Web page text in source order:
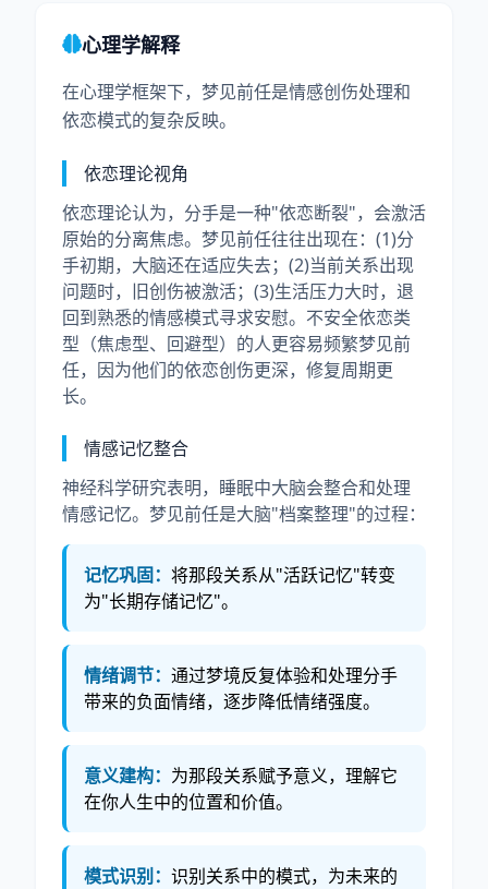
心理学解释
在心理学框架下，梦见前任是情感创伤处理和
依恋模式的复杂反映。
依恋理论视角
依恋理论认为，分手是一种"依恋断裂"，会激活
原始的分离焦虑。梦见前任往往出现在：(1)分
手初期，大脑还在适应失去；(2)当前关系出现
问题时，旧创伤被激活；(3)生活压力大时，退
回到熟悉的情感模式寻求安慰。不安全依恋类
型（焦虑型、回避型）的人更容易频繁梦见前
任，因为他们的依恋创伤更深，修复周期更
长。
情感记忆整合
神经科学研究表明，睡眠中大脑会整合和处理
情感记忆。梦见前任是大脑"档案整理"的过程：
记忆巩固： 将那段关系从"活跃记忆"转变
为"长期存储记忆"。
情绪调节： 通过梦境反复体验和处理分手
带来的负面情绪，逐步降低情绪强度。
意义建构： 为那段关系赋予意义，理解它
在你人生中的位置和价值。
模式识别： 识别关系中的模式，为未来的